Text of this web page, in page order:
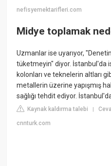
nefisyemektarifleri.com
Midye toplamak
Uzmanlar ise uyarıyor,
tüketmeyin" diyor. İstanbul'da
kolonları ve teknelerin altları
metallerin üzerine yapışmış
sağlığı tehdit ediyor.
Kaynak kaldırma talebi |
cnnturk.com